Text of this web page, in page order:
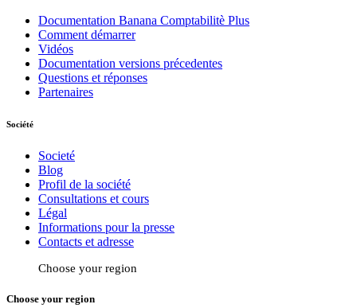
Documentation Banana Comptabilitè Plus
Comment démarrer
Vidéos
Documentation versions précedentes
Questions et réponses
Partenaires
Société
Societé
Blog
Profil de la société
Consultations et cours
Légal
Informations pour la presse
Contacts et adresse
Choose your region
Choose your region